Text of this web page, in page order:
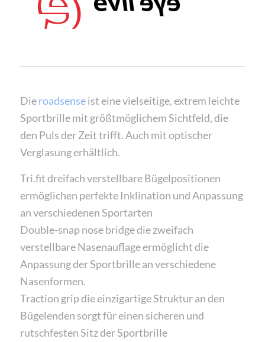
Dieroadsenseist eine vielseitige, extrem leichte
Sportbrille mit größtmöglichem Sichtfeld, die
den Puls der Zeit trifft. Auch mit optischer
Verglasung erhältlich.
Tri.fit dreifach verstellbare Bügelpositionen
ermöglichen perfekte Inklination und Anpassung
an verschiedenen Sportarten
Double-snap nose bridge die zweifach
verstellbare Nasenauflage ermöglicht die
Anpassung der Sportbrille an verschiedene
Nasenformen.
Traction grip die einzigartige Struktur an den
Bügelenden sorgt für einen sicheren und
rutschfesten Sitz der Sportbrille